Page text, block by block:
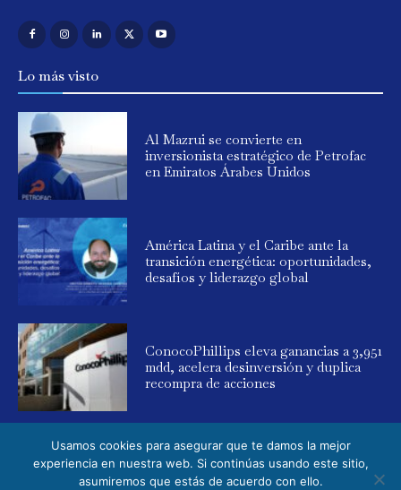
Lo más visto
Al Mazrui se convierte en
inversionista estratégico de Petrofac
en Emiratos Árabes Unidos
América Latina y el Caribe ante la
transición energética: oportunidades,
desafíos y liderazgo global
ConocoPhillips eleva ganancias a 3,951
mdd, acelera desinversión y duplica
recompra de acciones
Usamos cookies para asegurar que te damos la mejor
experiencia en nuestra web. Si continúas usando este sitio,
asumiremos que estás de acuerdo con ello.